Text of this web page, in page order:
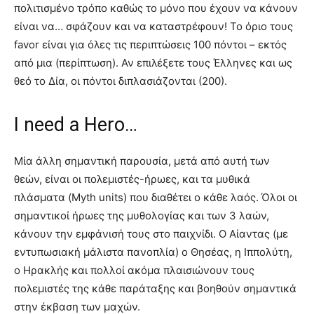
πολιτισμένο τρόπο καθώς το μόνο που έχουν να κάνουν
είναι να… σφάζουν και να καταστρέφουν! Το όριο τους
favor είναι για όλες τις περιπτώσεις 100 πόντοι – εκτός
από μια (περίπτωση). Αν επιλέξετε τους Έλληνες και ως
θεό το Δία, οι πόντοι διπλασιάζονται (200).
I need a Hero…
Μία άλλη σημαντική παρουσία, μετά από αυτή των
θεών, είναι οι πολεμιστές-ήρωες, και τα μυθικά
πλάσματα (Myth units) που διαθέτει ο κάθε λαός. Όλοι οι
σημαντικοί ήρωες της μυθολογίας και των 3 λαών,
κάνουν την εμφάνισή τους στο παιχνίδι. Ο Αίαντας (με
εντυπωσιακή μάλιστα πανοπλία) ο Θησέας, η Ιππολύτη,
ο Ηρακλής και πολλοί ακόμα πλαισιώνουν τους
πολεμιστές της κάθε παράταξης και βοηθούν σημαντικά
στην έκβαση των μαχών.